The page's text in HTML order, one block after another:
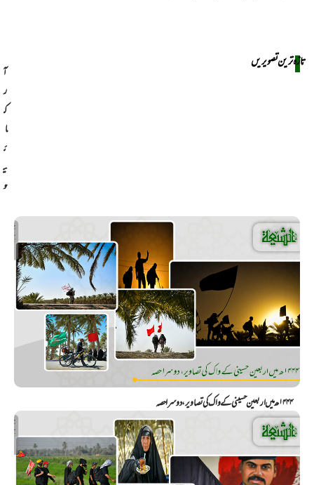
تازہ ترین تصویریں
آ
ر
ک
ا
ئ
ی
و
۱۴۴۴ھ میں اربعین حسینی کے واک کی تصاویر، دوسرا حصہ